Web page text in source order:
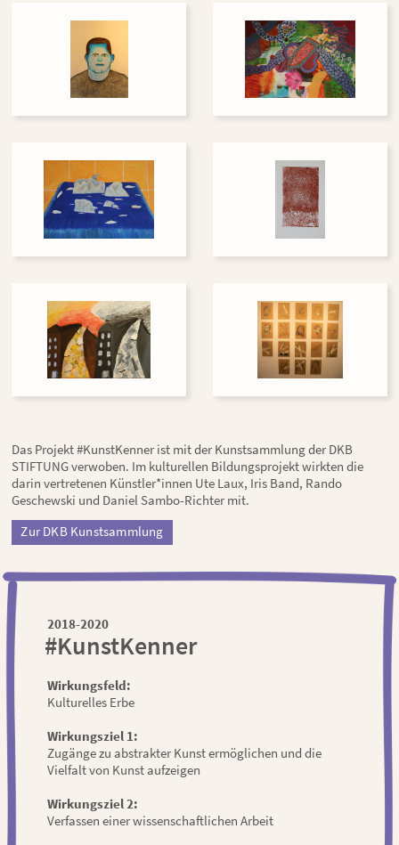
Das Projekt #KunstKenner ist mit der Kunstsammlung der DKB
STIFTUNG verwoben. Im kulturellen Bildungsprojekt wirkten die
darin vertretenen Künstler*innen Ute Laux, Iris Band, Rando
Geschewski und Daniel Sambo-Richter mit.
Zur DKB Kunstsammlung
2018-2020
#KunstKenner
Wirkungsfeld:
Kulturelles Erbe
Wirkungsziel 1:
Zugänge zu abstrakter Kunst ermöglichen und die
Vielfalt von Kunst aufzeigen
Wirkungsziel 2:
Verfassen einer wissenschaftlichen Arbeit